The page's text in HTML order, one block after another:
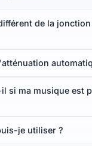
de la
si ma musique est
je utiliser ?